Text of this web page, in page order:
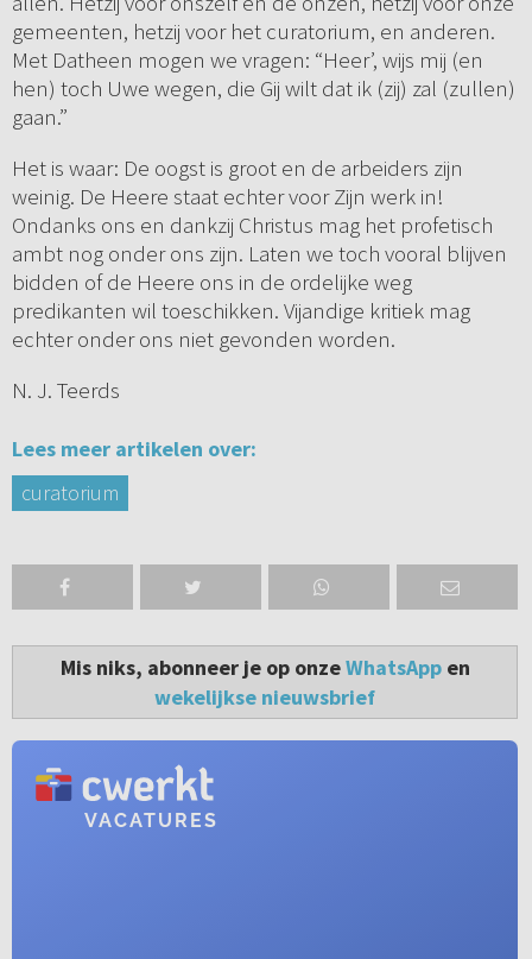
gemeenten, hetzij voor het curatorium, en anderen.
Met Datheen mogen we vragen: “Heer’, wijs mij (en
hen) toch Uwe wegen, die Gij wilt dat ik (zij) zal (zullen)
gaan.”
Het is waar: De oogst is groot en de arbeiders zijn
weinig. De Heere staat echter voor Zijn werk in!
Ondanks ons en dankzij Christus mag het profetisch
ambt nog onder ons zijn. Laten we toch vooral blijven
bidden of de Heere ons in de ordelijke weg
predikanten wil toeschikken. Vijandige kritiek mag
echter onder ons niet gevonden worden.
N. J. Teerds
Lees meer artikelen over:
curatorium
Mis niks, abonneer je op onzeWhatsAppen
wekelijkse nieuwsbrief